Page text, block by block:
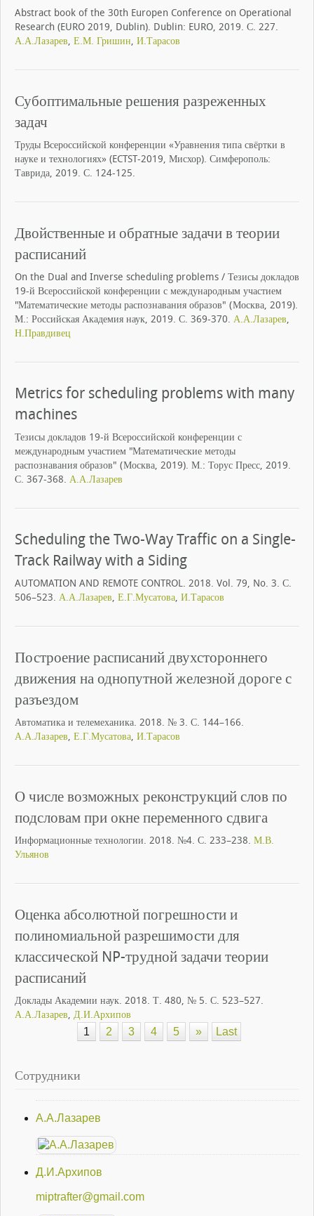
Abstract book of the 30th Europen Conference on Operational
Research (EURO 2019, Dublin). Dublin: EURO, 2019. С. 227.
А.А.Лазарев, Е.М. Гришин, И.Тарасов
Субоптимальные решения разреженных
задач
Труды Всероссийской конференции «Уравнения типа свёртки в
науке и технологиях» (ECTST-2019, Мисхор). Симферополь:
Таврида, 2019. С. 124-125.
Двойственные и обратные задачи в теории
расписаний
On the Dual and Inverse scheduling problems / Тезисы докладов
19-й Всероссийской конференции с международным участием
"Математические методы распознавания образов" (Москва, 2019).
М.: Российская Академия наук, 2019. С. 369-370. А.А.Лазарев,
Н.Правдивец
Metrics for scheduling problems with many
machines
Тезисы докладов 19-й Всероссийской конференции с
международным участием "Математические методы
распознавания образов" (Москва, 2019). М.: Торус Пресс, 2019.
С. 367-368. А.А.Лазарев
Scheduling the Two-Way Traffic on a Single-
Track Railway with a Siding
AUTOMATION AND REMOTE CONTROL. 2018. Vol. 79, No. 3. С.
506–523. А.А.Лазарев, Е.Г.Мусатова, И.Тарасов
Построение расписаний двухстороннего
движения на однопутной железной дороге с
разъездом
Автоматика и телемеханика. 2018. № 3. С. 144–166.
А.А.Лазарев, Е.Г.Мусатова, И.Тарасов
О числе возможных реконструкций слов по
подсловам при окне переменного сдвига
Информационные технологии. 2018. №4. С. 233–238. М.В.
Ульянов
Оценка абсолютной погрешности и
полиномиальной разрешимости для
классической NP-трудной задачи теории
расписаний
Доклады Академии наук. 2018. Т. 480, № 5. С. 523–527.
А.А.Лазарев, Д.И.Архипов
1
2 3 4 5 » Last
Сотрудники
А.А.Лазарев
Д.И.Архипов
miptrafter@gmail.com